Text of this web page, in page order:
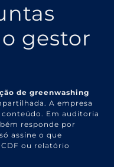
gestor
de greenwashing
A empresa
conteúdo. Em auditoria
responde por
assine o que
ou relatório